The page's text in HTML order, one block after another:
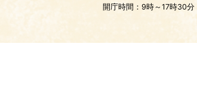
開庁時間：9時～17時30分